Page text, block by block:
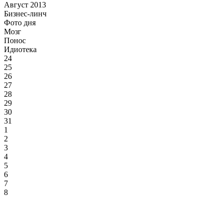
Август 2013
Бизнес-линч
Фото дня
Мозг
Понос
Идиотека
24
25
26
27
28
29
30
31
1
2
3
4
5
6
7
8